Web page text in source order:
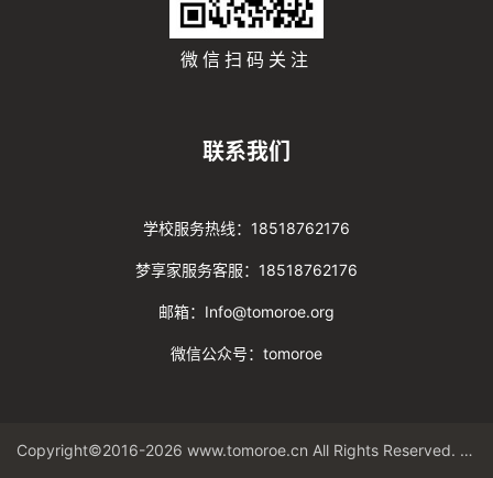
微信扫码关注
联系我们
学校服务热线：18518762176
梦享家服务客服：18518762176
邮箱：Info@tomoroe.org
微信公众号：tomoroe
Copyright©2016-2026 www.tomoroe.cn All Rights Reserved. 途梦 版权所有